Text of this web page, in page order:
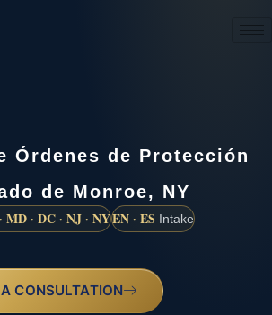
Órdenes de Protección
de Monroe, NY
MD · DC · NJ · NYEN · ES Intake
CONSULTATION